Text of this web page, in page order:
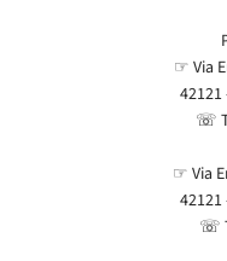
☞ Via
42121
☏
☞ Via
42121
☏